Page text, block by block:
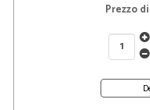
Prezzo